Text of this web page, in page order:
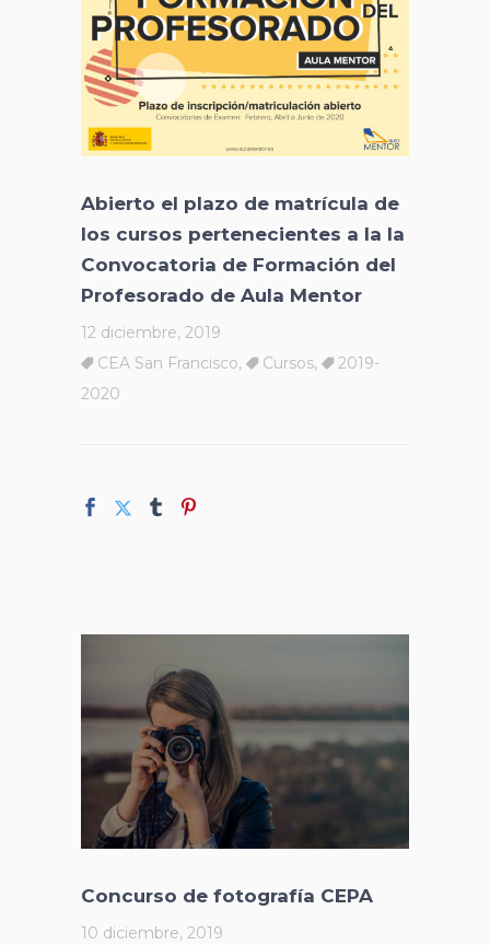
Abierto el plazo de matrícula de
los cursos pertenecientes a la la
Convocatoria de Formación del
Profesorado de Aula Mentor
12 diciembre, 2019
CEA San Francisco, Cursos,
2019-
2020
Concurso de fotografía CEPA
10 diciembre, 2019